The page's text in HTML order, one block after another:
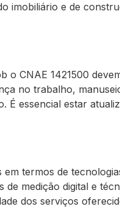
imobiliário e de
o CNAE 1421500
no trabalho,
É essencial estar
termos de
medição digital e
dos serviços